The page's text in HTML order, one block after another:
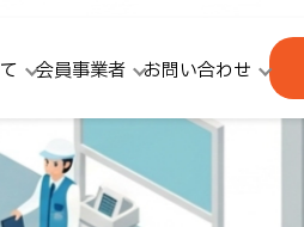
会員事業者 お問い合わせ